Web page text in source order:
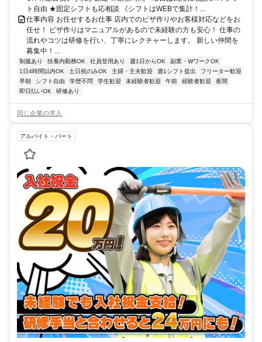
ト自由 ★固定シフトも応相談 《シフトはWEBで集計！...
仕事内容 お任せするお仕事 店内でのピザ作りやお客様対応などをお
任せ！ ピザ作りはマニュアルがあるので未経験の方も安心！ 仕事の
流れやコツは研修を行い、丁寧にレクチャーします。 新しい仲間を
募集中！...
制服あり 扶養内勤務OK 社員登用あり 週1日からOK
副業・WワークOK
1日4時間以内OK
土日祝のみOK 主婦・主夫歓迎 週1シフト提出
フリーター歓迎
早朝
シフト自由 学歴不問 学生歓迎 未経験者歓迎 午前 経験者歓迎
夜間
即日払いOK
研修あり
同じ企業の求人
アルバイト・パート